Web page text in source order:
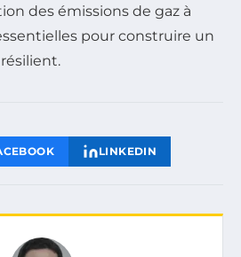
des émissions de gaz à
pour construire un
LINKEDIN